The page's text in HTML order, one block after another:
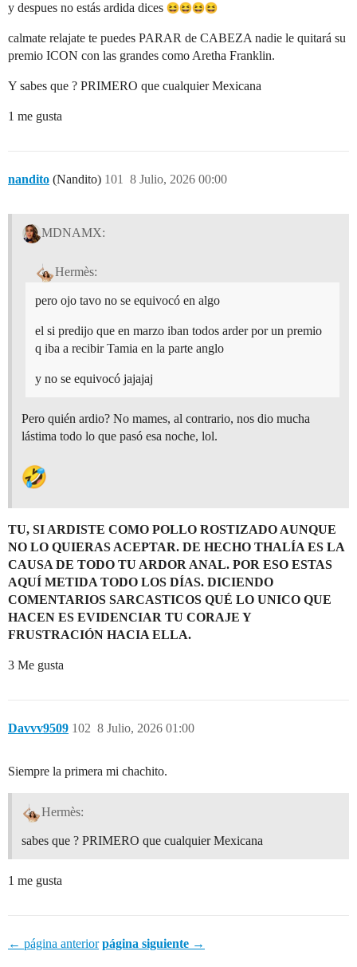
y despues no estás ardida dices
calmate relajate te puedes PARAR de CABEZA nadie le quitará su
premio ICON con las grandes como Aretha Franklin.
Y sabes que ? PRIMERO que cualquier Mexicana
1 me gusta
nandito (Nandito) 8 Julio, 2026 00:00
101
MDNAMX:
Hermès:
pero ojo tavo no se equivocó en algo
el si predijo que en marzo iban todos arder por un premio
q iba a recibir Tamia en la parte anglo
y no se equivocó jajajaj
Pero quién ardio? No mames, al contrario, nos dio mucha
lástima todo lo que pasó esa noche, lol.
TU, SI ARDISTE COMO POLLO ROSTIZADO AUNQUE
NO LO QUIERAS ACEPTAR. DE HECHO THALÍA ES LA
CAUSA DE TODO TU ARDOR ANAL. POR ESO ESTAS
AQUÍ METIDA TODO LOS DÍAS. DICIENDO
COMENTARIOS SARCASTICOS QUÉ LO UNICO QUE
HACEN ES EVIDENCIAR TU CORAJE Y
FRUSTRACIÓN HACIA ELLA.
3 Me gusta
Davvv9509 8 Julio, 2026 01:00
102
Siempre la primera mi chachito.
Hermès:
sabes que ? PRIMERO que cualquier Mexicana
1 me gusta
← página anterior página siguiente →